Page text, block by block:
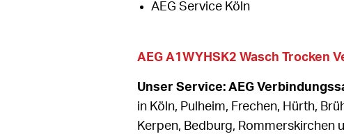
AEG Service Köln
AEG A1WYHSK2 Wasch Trocken
Unser Service: AEG
in Köln, Pulheim, Frechen, Hürth,
Kerpen, Bedburg, Rommerskirchen